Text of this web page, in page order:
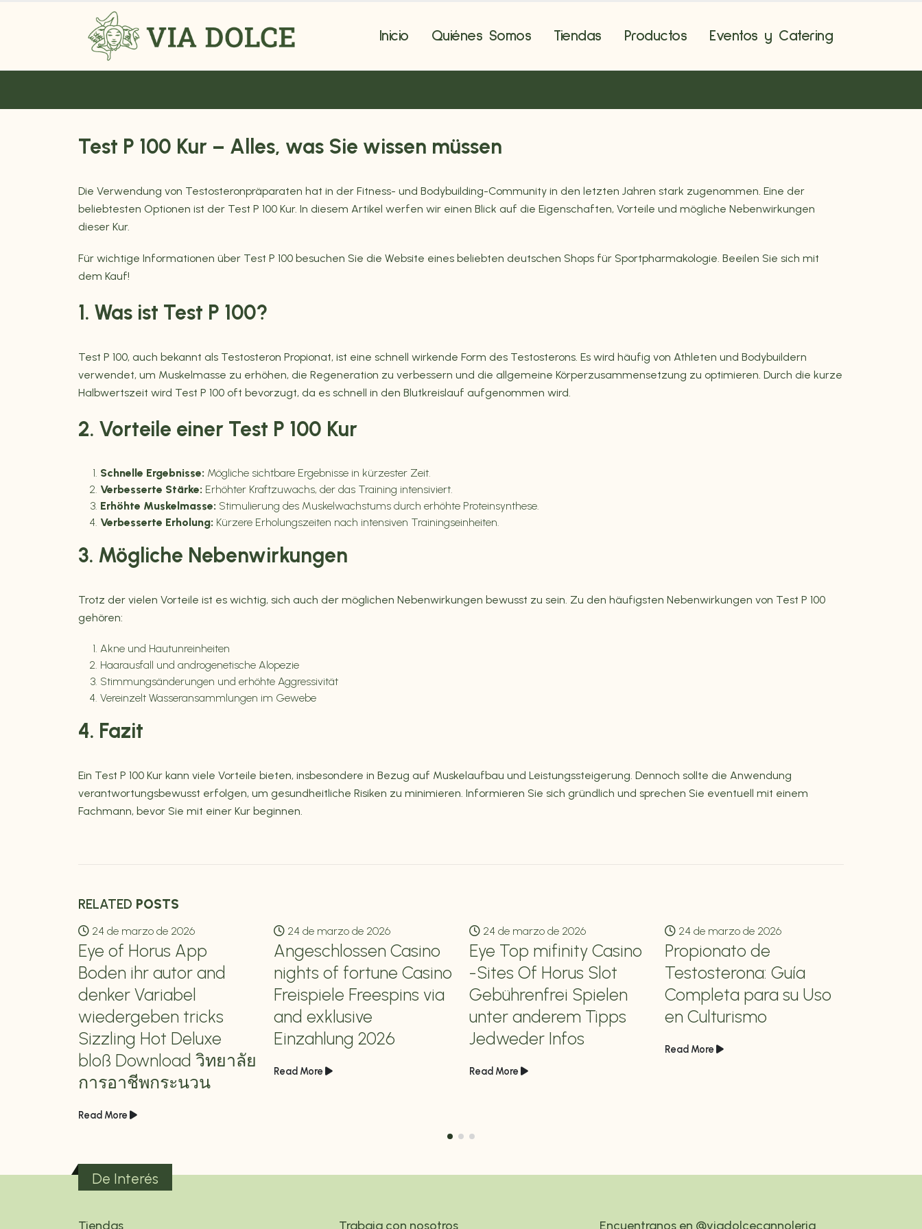
Inicio Quiénes Somos Tiendas Productos Eventos y Catering
Test P 100 Kur – Alles, was Sie wissen müssen
Die Verwendung von Testosteronpräparaten hat in der Fitness- und Bodybuilding-Community in den letzten Jahren stark zugenommen. Eine der
beliebtesten Optionen ist der Test P 100 Kur. In diesem Artikel werfen wir einen Blick auf die Eigenschaften, Vorteile und mögliche Nebenwirkungen
dieser Kur.
Für wichtige Informationen über Test P 100 besuchen Sie die Website eines beliebten deutschen Shops für Sportpharmakologie. Beeilen Sie sich mit
dem Kauf!
1. Was ist Test P 100?
Test P 100, auch bekannt als Testosteron Propionat, ist eine schnell wirkende Form des Testosterons. Es wird häufig von Athleten und Bodybuildern
verwendet, um Muskelmasse zu erhöhen, die Regeneration zu verbessern und die allgemeine Körperzusammensetzung zu optimieren. Durch die kurze
Halbwertszeit wird Test P 100 oft bevorzugt, da es schnell in den Blutkreislauf aufgenommen wird.
2. Vorteile einer Test P 100 Kur
Schnelle Ergebnisse: Mögliche sichtbare Ergebnisse in kürzester Zeit.
Verbesserte Stärke: Erhöhter Kraftzuwachs, der das Training intensiviert.
Erhöhte Muskelmasse: Stimulierung des Muskelwachstums durch erhöhte Proteinsynthese.
Verbesserte Erholung: Kürzere Erholungszeiten nach intensiven Trainingseinheiten.
3. Mögliche Nebenwirkungen
Trotz der vielen Vorteile ist es wichtig, sich auch der möglichen Nebenwirkungen bewusst zu sein. Zu den häufigsten Nebenwirkungen von Test P 100
gehören:
Akne und Hautunreinheiten
Haarausfall und androgenetische Alopezie
Stimmungsänderungen und erhöhte Aggressivität
Vereinzelt Wasseransammlungen im Gewebe
4. Fazit
Ein Test P 100 Kur kann viele Vorteile bieten, insbesondere in Bezug auf Muskelaufbau und Leistungssteigerung. Dennoch sollte die Anwendung
verantwortungsbewusst erfolgen, um gesundheitliche Risiken zu minimieren. Informieren Sie sich gründlich und sprechen Sie eventuell mit einem
Fachmann, bevor Sie mit einer Kur beginnen.
RELATED POSTS
24 de marzo de 2026
Eye of Horus App
Boden ihr autor and
denker Variabel
wiedergeben tricks
Sizzling Hot Deluxe
bloß Download วิทยาลัย
การอาชีพกระนวน
Read More
24 de marzo de 2026
Angeschlossen Casino
nights of fortune Casino
Freispiele Freespins via
and exklusive
Einzahlung 2026
Read More
24 de marzo de 2026
Eye Top mifinity Casino
-Sites Of Horus Slot
Gebührenfrei Spielen
unter anderem Tipps
Jedweder Infos
Read More
24 de marzo de 2026
Propionato de
Testosterona: Guía
Completa para su Uso
en Culturismo
Read More
De Interés
Tiendas Trabaja con nosotros Encuentranos en @viadolcecannoleria